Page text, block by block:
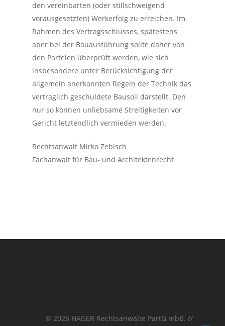
den vereinbarten (oder stillschweigend
vorausgesetzten) Werkerfolg zu erreichen. Im
Rahmen des Vertragsschlusses, spätestens
aber bei der Bauausführung sollte daher von
den Parteien überprüft werden, wie sich
insbesondere unter Berücksichtigung der
allgemein anerkannten Regeln der Technik das
vertraglich geschuldete Bausoll darstellt. Den
nur so können unliebsame Streitigkeiten vor
Gericht letztendlich vermieden werden.
Rechtsanwalt Mirko Zebisch
Fachanwalt für Bau- und Architektenrecht
© 2026 HAGER Rechtsanwälte PartG mbB. //